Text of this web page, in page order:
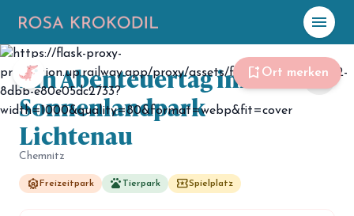
menu
☀️ Heute
Plane mit Kroki
bookmark_add Ort merken
Foto: Rosa Krokodil
Ein Abenteuertag im
Sonnenlandpark
Lichtenau
Chemnitz
attractions Freizeitpark pets Tierpark local_playSpielplatz
share